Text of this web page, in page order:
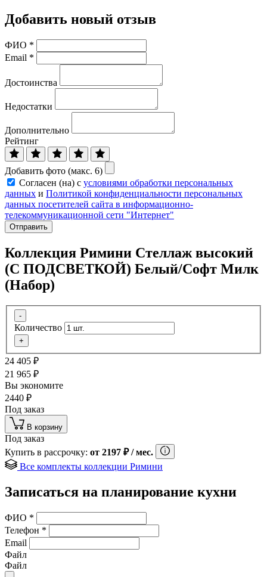
Добавить новый отзыв
ФИО *
Email *
Достоинства
Недостатки
Дополнительно
Рейтинг
Добавить фото (макс. 6)
Согласен (на) с условиями обработки персональных
данных и Политикой конфиденциальности персональных
данных посетителей сайта в информационно-
телекоммуникационной сети "Интернет"
Отправить
Коллекция Римини Стеллаж высокий
(С ПОДСВЕТКОЙ) Белый/Софт Милк
(Набор)
-
Количество
+
24 405 ₽
21 965 ₽
Вы экономите
2440 ₽
Под заказ
В корзину
Под заказ
Купить в рассрочку: от 2197 ₽/ мес.
Все комплекты коллекции Римини
Записаться на планирование кухни
ФИО *
Телефон *
Email
Файл
Файл